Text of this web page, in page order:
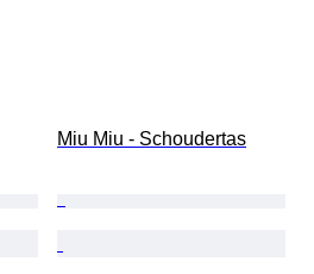
Miu Miu - Schoudertas